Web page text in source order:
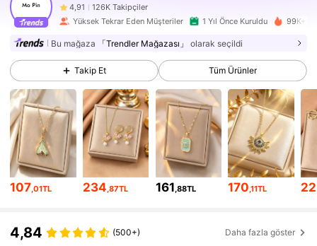
4,91 126K Takipçiler
4,91 126K Takipçiler
4,91 126K Takipçiler
4,91 126K Takipçiler
4,91 126K Takipçiler
4,91 126K Takipçiler
Yüksek Tekrar Eden Müşteriler 1 Yıl Önce Kuruldu 99K+
Bu mağaza 「Trendler Mağazası」 olarak seçildi
Takip Et Tüm Ürünler
107,01TL 234,87TL 161,88TL 170,11TL
4,84 (500+) Daha fazla göster